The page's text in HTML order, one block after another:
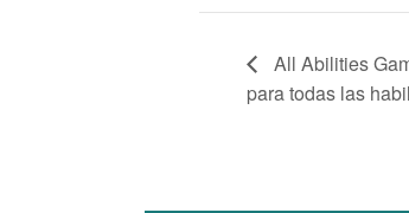
All Abilities
para todas las